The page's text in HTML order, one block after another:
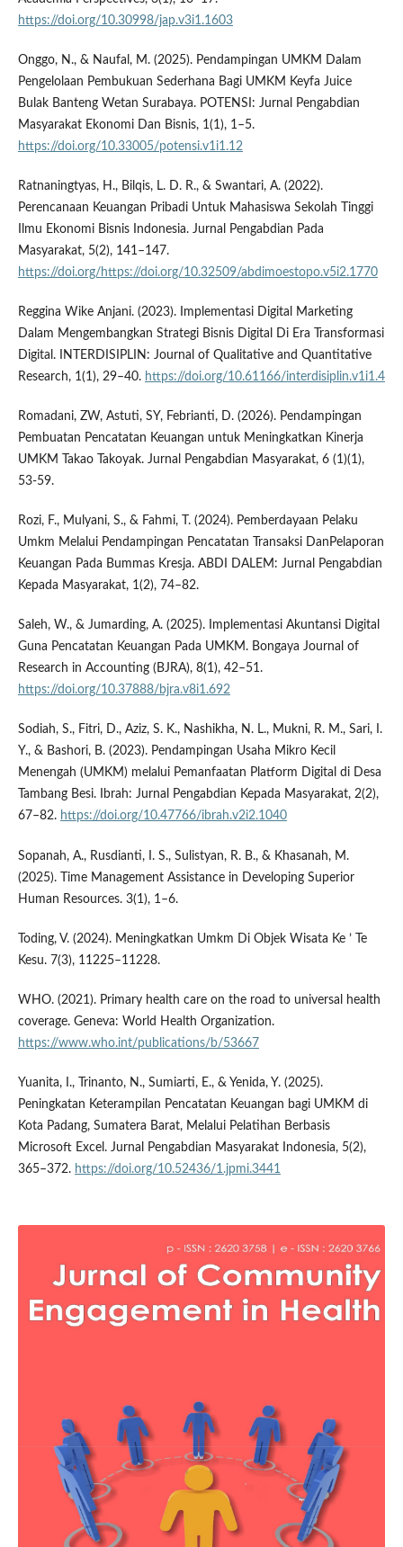
https://doi.org/10.30998/jap.v3i1.1603
Onggo, N., & Naufal, M. (2025). Pendampingan UMKM Dalam
Pengelolaan Pembukuan Sederhana Bagi UMKM Keyfa Juice
Bulak Banteng Wetan Surabaya. POTENSI: Jurnal Pengabdian
Masyarakat Ekonomi Dan Bisnis, 1(1), 1–5.
https://doi.org/10.33005/potensi.v1i1.12
Ratnaningtyas, H., Bilqis, L. D. R., & Swantari, A. (2022).
Perencanaan Keuangan Pribadi Untuk Mahasiswa Sekolah Tinggi
Ilmu Ekonomi Bisnis Indonesia. Jurnal Pengabdian Pada
Masyarakat, 5(2), 141–147.
https://doi.org/https://doi.org/10.32509/abdimoestopo.v5i2.1770
Reggina Wike Anjani. (2023). Implementasi Digital Marketing
Dalam Mengembangkan Strategi Bisnis Digital Di Era Transformasi
Digital. INTERDISIPLIN: Journal of Qualitative and Quantitative
Research, 1(1), 29–40. https://doi.org/10.61166/interdisiplin.v1i1.4
Romadani, ZW, Astuti, SY, Febrianti, D. (2026). Pendampingan
Pembuatan Pencatatan Keuangan untuk Meningkatkan Kinerja
UMKM Takao Takoyak. Jurnal Pengabdian Masyarakat, 6 (1)(1),
53-59.
Rozi, F., Mulyani, S., & Fahmi, T. (2024). Pemberdayaan Pelaku
Umkm Melalui Pendampingan Pencatatan Transaksi DanPelaporan
Keuangan Pada Bummas Kresja. ABDI DALEM: Jurnal Pengabdian
Kepada Masyarakat, 1(2), 74–82.
Saleh, W., & Jumarding, A. (2025). Implementasi Akuntansi Digital
Guna Pencatatan Keuangan Pada UMKM. Bongaya Journal of
Research in Accounting (BJRA), 8(1), 42–51.
https://doi.org/10.37888/bjra.v8i1.692
Sodiah, S., Fitri, D., Aziz, S. K., Nashikha, N. L., Mukni, R. M., Sari, I.
Y., & Bashori, B. (2023). Pendampingan Usaha Mikro Kecil
Menengah (UMKM) melalui Pemanfaatan Platform Digital di Desa
Tambang Besi. Ibrah: Jurnal Pengabdian Kepada Masyarakat, 2(2),
67–82. https://doi.org/10.47766/ibrah.v2i2.1040
Sopanah, A., Rusdianti, I. S., Sulistyan, R. B., & Khasanah, M.
(2025). Time Management Assistance in Developing Superior
Human Resources. 3(1), 1–6.
Toding, V. (2024). Meningkatkan Umkm Di Objek Wisata Ke ’ Te
Kesu. 7(3), 11225–11228.
WHO. (2021). Primary health care on the road to universal health
coverage. Geneva: World Health Organization.
https://www.who.int/publications/b/53667
Yuanita, I., Trinanto, N., Sumiarti, E., & Yenida, Y. (2025).
Peningkatan Keterampilan Pencatatan Keuangan bagi UMKM di
Kota Padang, Sumatera Barat, Melalui Pelatihan Berbasis
Microsoft Excel. Jurnal Pengabdian Masyarakat Indonesia, 5(2),
365–372. https://doi.org/10.52436/1.jpmi.3441